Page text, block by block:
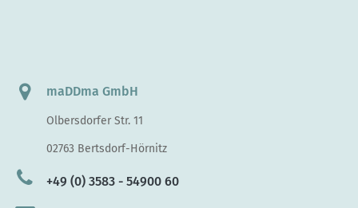
maDDma GmbH
Olbersdorfer Str. 11
02763 Bertsdorf-Hörnitz
+49 (0) 3583 - 54900 60